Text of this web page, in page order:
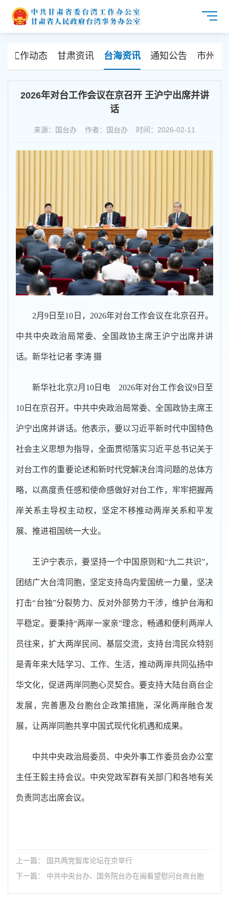
工作动态 甘肃资讯 台海资讯 通知公告 市州信
2026年对台工作会议在京召开 王沪宁出席并讲
话
来源：国台办 作者：国台办 时间：2026-02-11
2月9日至10日，2026年对台工作会议在北京召开。
中共中央政治局常委、全国政协主席王沪宁出席并讲
话。新华社记者 李涛 摄
新华社北京2月10日电 2026年对台工作会议9日至
10日在京召开。中共中央政治局常委、全国政协主席王
沪宁出席并讲话。他表示，要以习近平新时代中国特色
社会主义思想为指导，全面贯彻落实习近平总书记关于
对台工作的重要论述和新时代党解决台湾问题的总体方
略，以高度责任感和使命感做好对台工作，牢牢把握两
岸关系主导权主动权，坚定不移推动两岸关系和平发
展、推进祖国统一大业。
王沪宁表示，要坚持一个中国原则和“九二共识”，
团结广大台湾同胞，坚定支持岛内爱国统一力量，坚决
打击“台独”分裂势力、反对外部势力干涉，维护台海和
平稳定。要秉持“两岸一家亲”理念，畅通和便利两岸人
员往来，扩大两岸民间、基层交流，支持台湾民众特别
是青年来大陆学习、工作、生活，推动两岸共同弘扬中
华文化，促进两岸同胞心灵契合。要支持大陆台商台企
发展，完善惠及台胞台企政策措施，深化两岸融合发
展，让两岸同胞共享中国式现代化机遇和成果。
中共中央政治局委员、中央外事工作委员会办公室
主任王毅主持会议。中央党政军群有关部门和各地有关
负责同志出席会议。
上一篇： 国共两党智库论坛在京举行
下一篇： 中共中央台办、国务院台办在闽看望慰问台商台胞